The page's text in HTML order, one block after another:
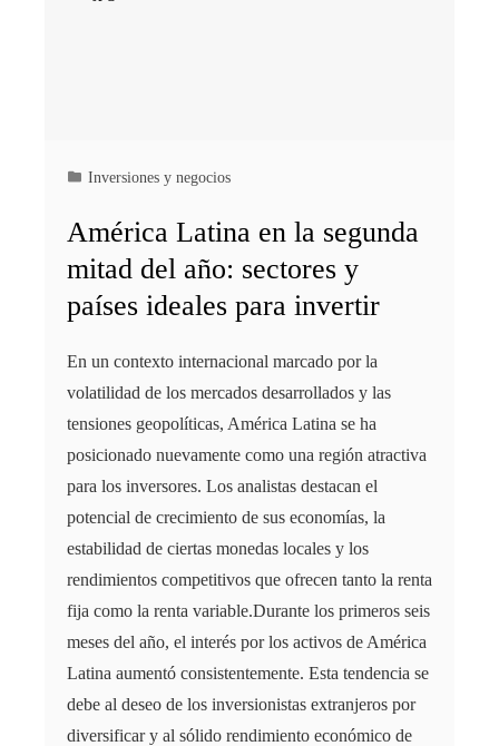
Inversiones y negocios
América Latina en la segunda
mitad del año: sectores y
países ideales para invertir
En un contexto internacional marcado por la
volatilidad de los mercados desarrollados y las
tensiones geopolíticas, América Latina se ha
posicionado nuevamente como una región atractiva
para los inversores. Los analistas destacan el
potencial de crecimiento de sus economías, la
estabilidad de ciertas monedas locales y los
rendimientos competitivos que ofrecen tanto la renta
fija como la renta variable.Durante los primeros seis
meses del año, el interés por los activos de América
Latina aumentó consistentemente. Esta tendencia se
debe al deseo de los inversionistas extranjeros por
diversificar y al sólido rendimiento económico de